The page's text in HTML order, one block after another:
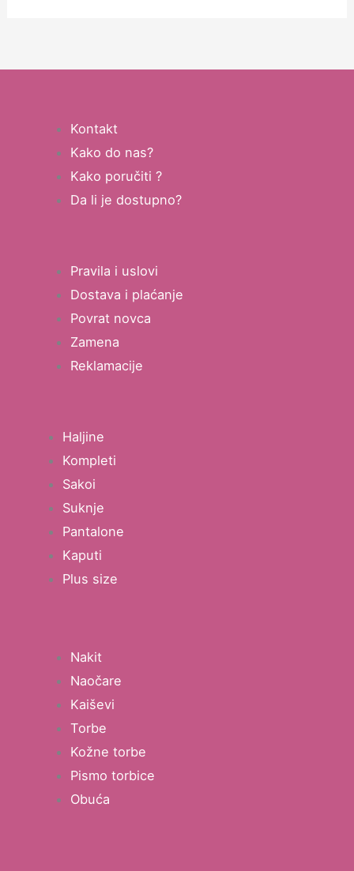
Kontakt
Kako do nas?
Kako poručiti ?
Da li je dostupno?
Pravila i uslovi
Dostava i plaćanje
Povrat novca
Zamena
Reklamacije
Haljine
Kompleti
Sakoi
Suknje
Pantalone
Kaputi
Plus size
Nakit
Naočare
Kaiševi
Torbe
Kožne torbe
Pismo torbice
Obuća